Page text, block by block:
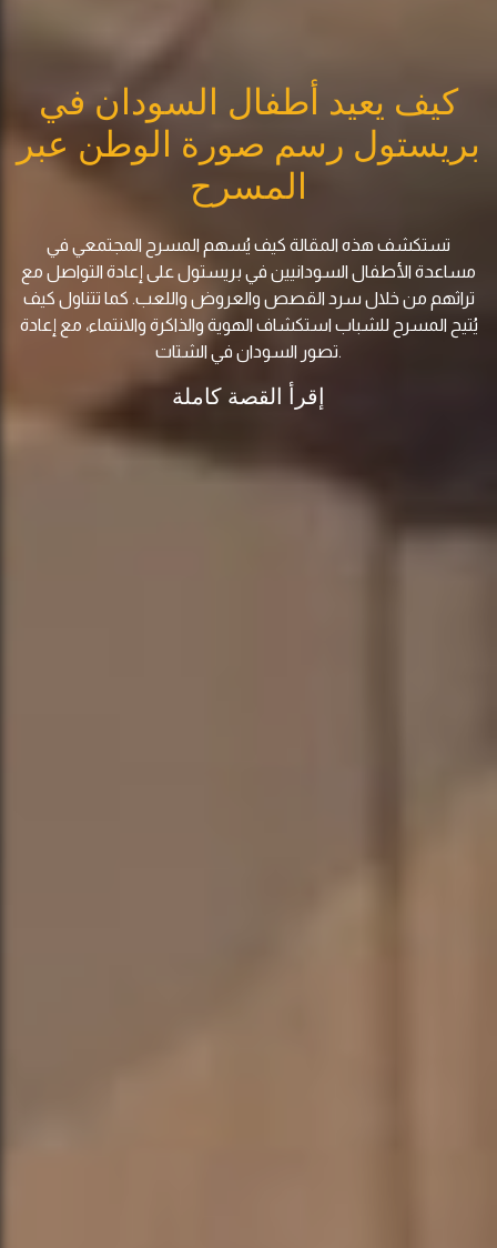
كيف يعيد أطفال السودان في
بريستول رسم صورة الوطن عبر
المسرح
تستكشف هذه المقالة كيف يُسهم المسرح المجتمعي في
مساعدة الأطفال السودانيين في بريستول على إعادة التواصل مع
تراثهم من خلال سرد القصص والعروض واللعب. كما تتناول كيف
يُتيح المسرح للشباب استكشاف الهوية والذاكرة والانتماء، مع إعادة
تصور السودان في الشتات.
إقرأ القصة كاملة